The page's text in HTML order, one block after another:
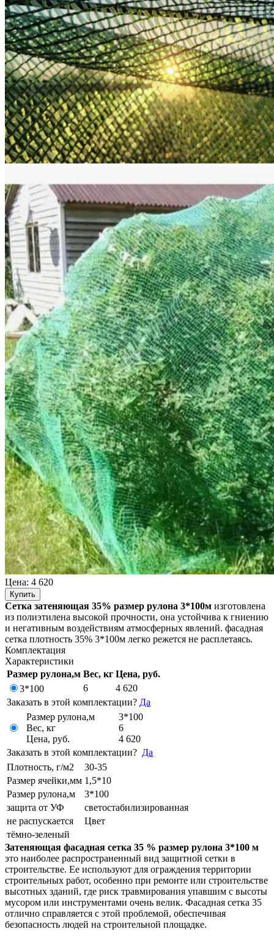
Цена: 4 620
Купить
Сетка затеняющая 35% размер рулона 3*100м изготовлена
из полиэтилена высокой прочности, она устойчива к гниению
и негативным воздействиям атмосферных явлений. фасадная
сетка плотность 35% 3*100м легко режется не расплетаясь.
Комплектация
Характеристики
Размер рулона,м Вес, кг Цена, руб.
3*100
6
4 620
Заказать в этой комплектации? Да
Размер рулона,м
Вес, кг
Цена, руб.
3*100
6
4 620
Заказать в этой комплектации? Да
Плотность, г/м2
30-35
Размер ячейки,мм 1,5*10
Размер рулона,м
3*100
защита от УФ
светостабилизированная
не распускается
Цвет
тёмно-зеленый
Затеняющая фасадная сетка 35 % размер рулона 3*100 м
это наиболее распространенный вид защитной сетки в
строительстве. Ее используют для ограждения территории
строительных работ, особенно при ремонте или строительстве
высотных зданий, где риск травмирования упавшим с высоты
мусором или инструментами очень велик. Фасадная сетка 35
отлично справляется с этой проблемой, обеспечивая
безопасность людей на строительной площадке.